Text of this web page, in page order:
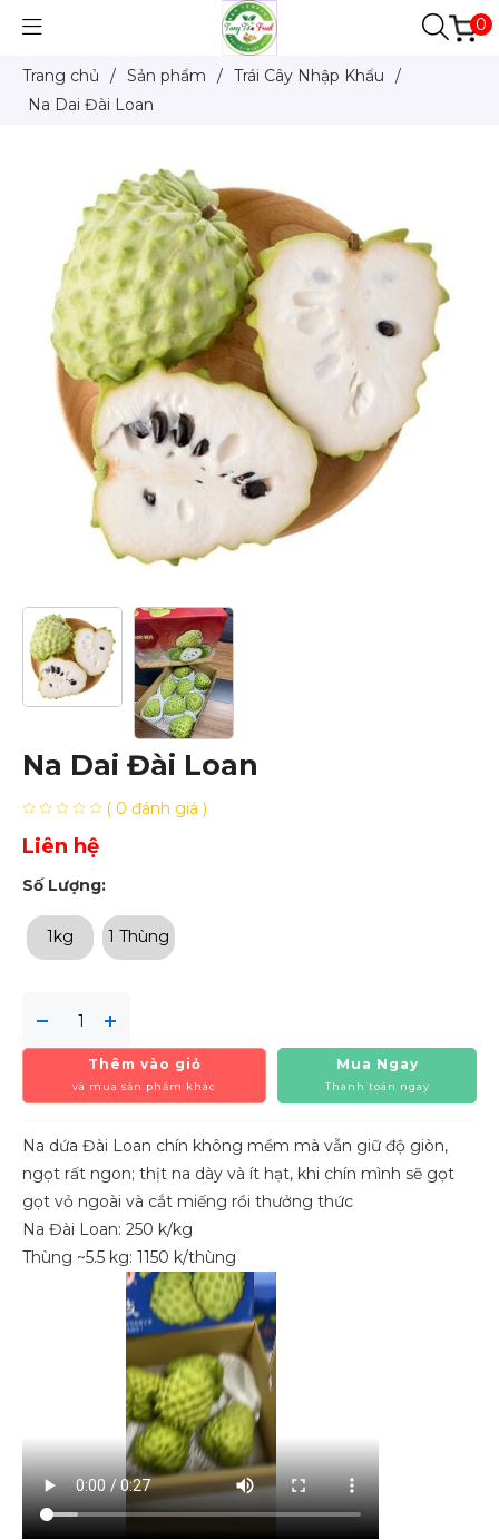
0
Trang chủ / Sản phẩm / Trái Cây Nhập Khẩu
/
Na Dai Đài Loan
Na Dai Đài Loan
( 0 đánh giá )
Liên hệ
Số Lượng:
1kg 1 Thùng
Thêm vào giỏ
và mua sản phẩm khác
Mua Ngay
Thanh toán ngay
Na dứa Đài Loan chín không mềm mà vẫn giữ độ giòn,
ngọt rất ngon; thịt na dày và ít hạt, khi chín mình sẽ gọt
gọt vỏ ngoài và cắt miếng rồi thưởng thức
Na Đài Loan: 250 k/kg
Thùng ~5.5 kg: 1150 k/thùng